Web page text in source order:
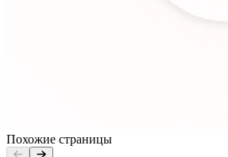
Похожие страницы